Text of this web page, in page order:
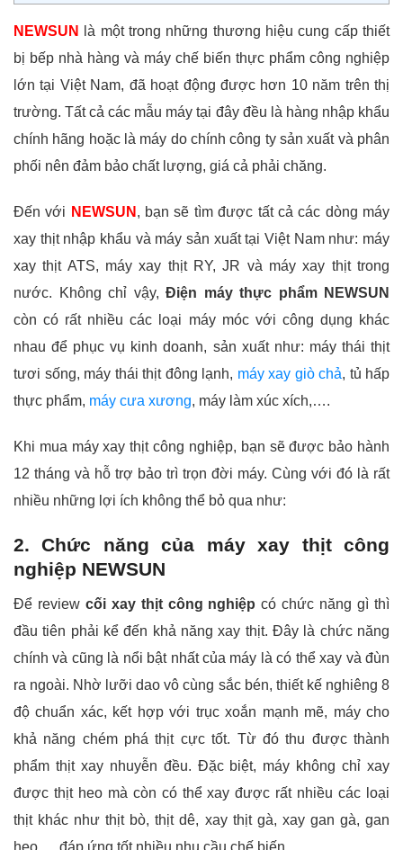
NEWSUN
là một trong những thương hiệu cung cấp thiết
bị bếp nhà hàng và máy chế biến thực phẩm công nghiệp
lớn tại Việt Nam, đã hoạt động được hơn 10 năm trên thị
trường. Tất cả các mẫu máy tại đây đều là hàng nhập khẩu
chính hãng hoặc là máy do chính công ty sản xuất và phân
phối nên đảm bảo chất lượng, giá cả phải chăng.
Đến với NEWSUN , bạn sẽ tìm được tất cả các dòng máy
xay thịt nhập khẩu và máy sản xuất tại Việt Nam như: máy
xay thịt ATS, máy xay thịt RY, JR và máy xay thịt trong
nước. Không chỉ vậy, Điện máy thực phẩm NEWSUN
còn có rất nhiều các loại máy móc với công dụng khác
nhau để phục vụ kinh doanh, sản xuất như: máy thái thịt
tươi sống, máy thái thịt đông lạnh, máy xay giò chả, tủ hấp
thực phẩm, máy cưa xương, máy làm xúc xích,….
Khi mua máy xay thịt công nghiệp, bạn sẽ được bảo hành
12 tháng và hỗ trợ bảo trì trọn đời máy. Cùng với đó là rất
nhiều những lợi ích không thể bỏ qua như:
2. Chức năng của máy xay thịt công
nghiệp NEWSUN
Để review cối xay thịt công nghiệp có chức năng gì thì
đầu tiên phải kể đến khả năng xay thịt. Đây là chức năng
chính và cũng là nổi bật nhất của máy là có thể xay và đùn
ra ngoài. Nhờ lưỡi dao vô cùng sắc bén, thiết kế nghiêng 8
độ chuẩn xác, kết hợp với trục xoắn mạnh mẽ, máy cho
khả năng chém phá thịt cực tốt. Từ đó thu được thành
phẩm thịt xay nhuyễn đều. Đặc biệt, máy không chỉ xay
được thịt heo mà còn có thể xay được rất nhiều các loại
thịt khác như thịt bò, thịt dê, xay thịt gà, xay gan gà, gan
heo,… đáp ứng tốt nhiều nhu cầu chế biến.